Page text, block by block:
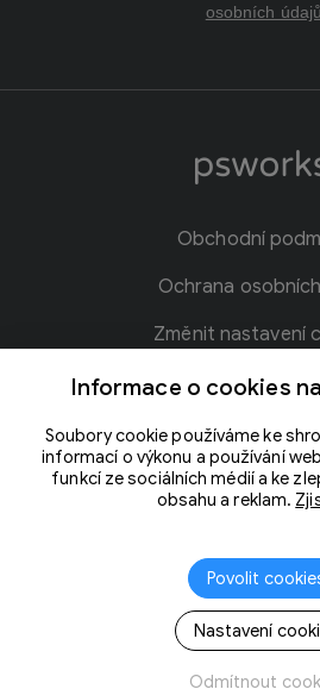
Informace o cookies
Soubory cookie používáme ke
informací o výkonu a používání
funkcí ze sociálních médií a ke
obsahu a reklam.
Povolit
Nastavení
Odmítnout
osobních údajů.
Obchodní
Ochrana
Změnit nastavení
Blog
Kontakt
Slovníček
Vytvořila společnost